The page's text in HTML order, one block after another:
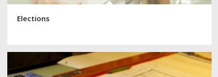
Elections